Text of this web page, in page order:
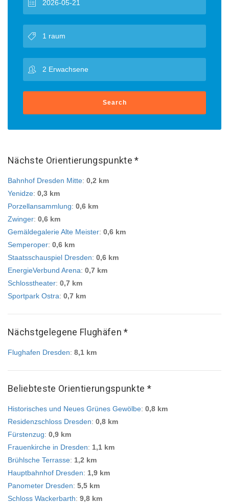
Search
Nächste Orientierungspunkte *
Bahnhof Dresden Mitte: 0,2 km
Yenidze: 0,3 km
Porzellansammlung: 0,6 km
Zwinger: 0,6 km
Gemäldegalerie Alte Meister: 0,6 km
Semperoper: 0,6 km
Staatsschauspiel Dresden: 0,6 km
EnergieVerbund Arena: 0,7 km
Schlosstheater: 0,7 km
Sportpark Ostra: 0,7 km
Nächstgelegene Flughäfen *
Flughafen Dresden: 8,1 km
Beliebteste Orientierungspunkte *
Historisches und Neues Grünes Gewölbe: 0,8 km
Residenzschloss Dresden: 0,8 km
Fürstenzug: 0,9 km
Frauenkirche in Dresden: 1,1 km
Brühlsche Terrasse: 1,2 km
Hauptbahnhof Dresden: 1,9 km
Panometer Dresden: 5,5 km
Schloss Wackerbarth: 9,8 km